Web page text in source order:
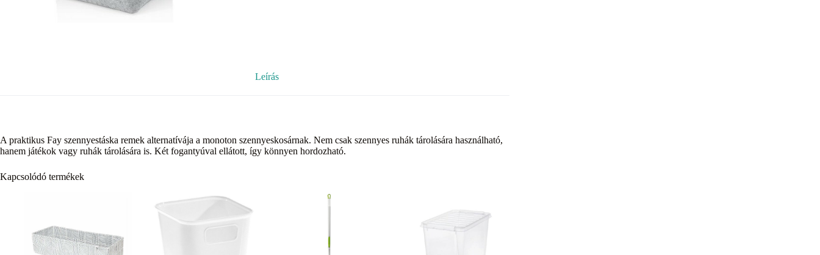
Leírás
A praktikus Fay szennyestáska remek alternatívája a monoton szennyeskosárnak. Nem csak szennyes ruhák tárolására használható,
hanem játékok vagy ruhák tárolására is. Két fogantyúval ellátott, így könnyen hordozható.
Kapcsolódó termékek